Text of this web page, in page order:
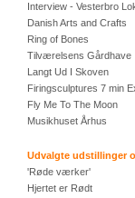
Interview - Vesterbro
Danish Arts and Crafts
Ring of Bones
Tilværelsens Gårdhave
Langt Ud I Skoven
Firingsculptures 7 min
Fly Me To The Moon
Musikhuset Århus
Udvalgte udstillinger
'Røde værker'
Hjertet er Rødt